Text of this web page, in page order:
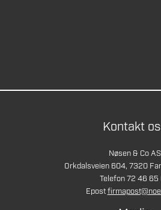
Kontakt
Nøsen & Co AS
Orkdalsveien 604, 7320
Telefon 72 46 65
Epost